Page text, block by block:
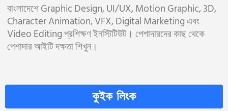
বাংলাদেশে Graphic Design, UI/UX, Motion Graphic, 3D,
Character Animation, VFX, Digital Marketing এবং
Video Editing প্রশিক্ষণ ইনস্টিটিউট। পেশাদারদের কাছ থেকে
পেশাদার আইটি দক্ষতা শিখুন।
কুইক লিংক